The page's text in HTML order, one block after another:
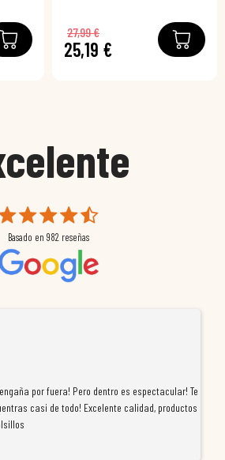
25,19 €
27,99 €
Basado en 982 reseñas
por fuera! Pero dentro es espectacular! Te
casi de todo! Excelente calidad, productos